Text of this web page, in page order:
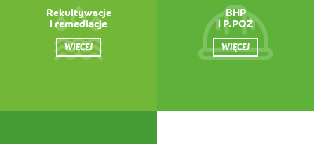
Rekultywacje
i remediacje
WIĘCEJ
BHP
i P.POŻ
WIĘCEJ